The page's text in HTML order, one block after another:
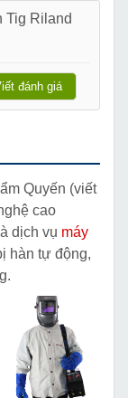
Tig Riland
đánh giá
Quyến (viết
cao
dịch vụ máy
hàn tự động,